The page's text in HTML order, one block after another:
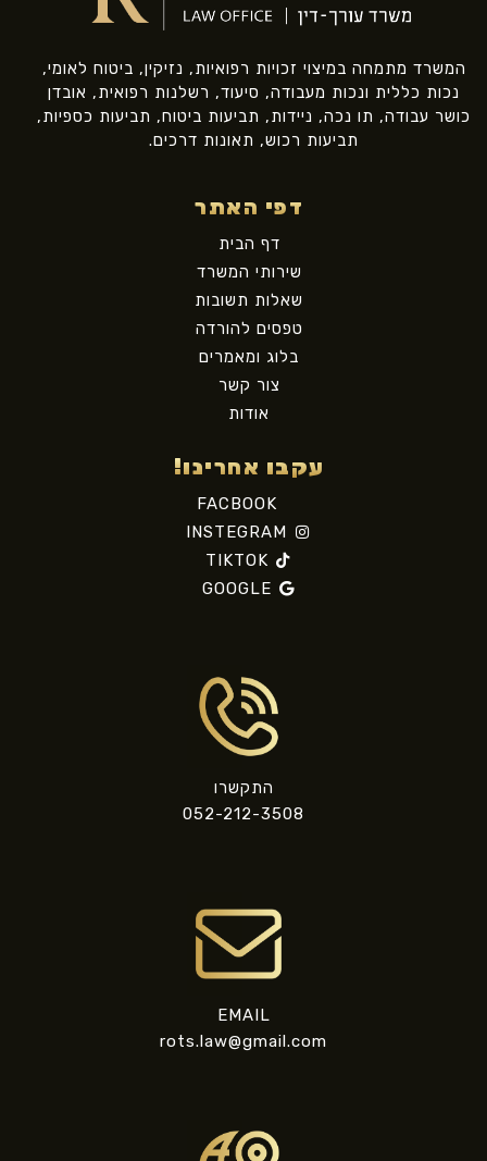
המשרד מתמחה במיצוי זכויות רפואיות, נזיקין, ביטוח לאומי,
נכות כללית ונכות מעבודה, סיעוד, רשלנות רפואית, אובדן
כושר עבודה, תו נכה, ניידות, תביעות ביטוח, תביעות כספיות,
תביעות רכוש, תאונות דרכים.
דפי האתר
דף הבית
שירותי המשרד
שאלות תשובות
טפסים להורדה
בלוג ומאמרים
צור קשר
אודות
עקבו אחרינו!
FACBOOK
INSTEGRAM
TIKTOK
GOOGLE
התקשרו
052-212-3508
EMAIL
rots.law@gmail.com